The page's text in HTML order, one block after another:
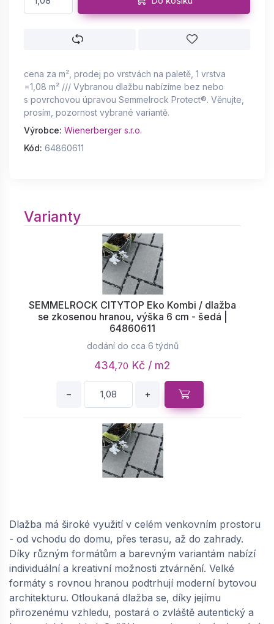
cena za m², prodej po vrstvách na paletě, 1 vrstva
=1,08 m² /// Vybranou dlažbu nabízíme bez nebo
s povrchovou úpravou Semmelrock Protect®. Věnujte,
prosím, pozornost vybrané variantě.
Výrobce: Wienerberger s.r.o.
Kód: 64860611
Varianty
SEMMELROCK CITYTOP Eko Kombi / dlažba
se zkosenou hranou, výška 6 cm - šedá |
64860611
dodání do cca 6 týdnů
434,70 Kč / m2
− +
| 648690611
dodání do cca 6 týdnů
525, 45 Kč / m2
− +
Dlažba má široké využití v celém venkovním prostoru
- od vchodu do domu, přes terasu, až do zahrady.
Díky různým formátům a barevným variantám nabízí
individuální a kreativní možnosti ztvárnění. Velké
formáty s rovnou hranou podtrhují moderní bytovou
architekturu. Otloukaná dlažba se, díky jejímu
přirozenému vzhledu, postará o zvláště autentický a